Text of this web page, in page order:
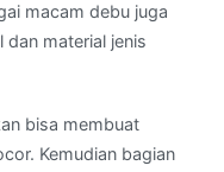
macam debu juga
material jenis
bisa membuat
Kemudian bagian